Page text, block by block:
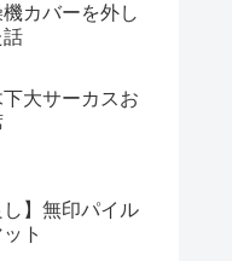
カバーを外し
話
下大サーカスお
し】無印パイル
ト